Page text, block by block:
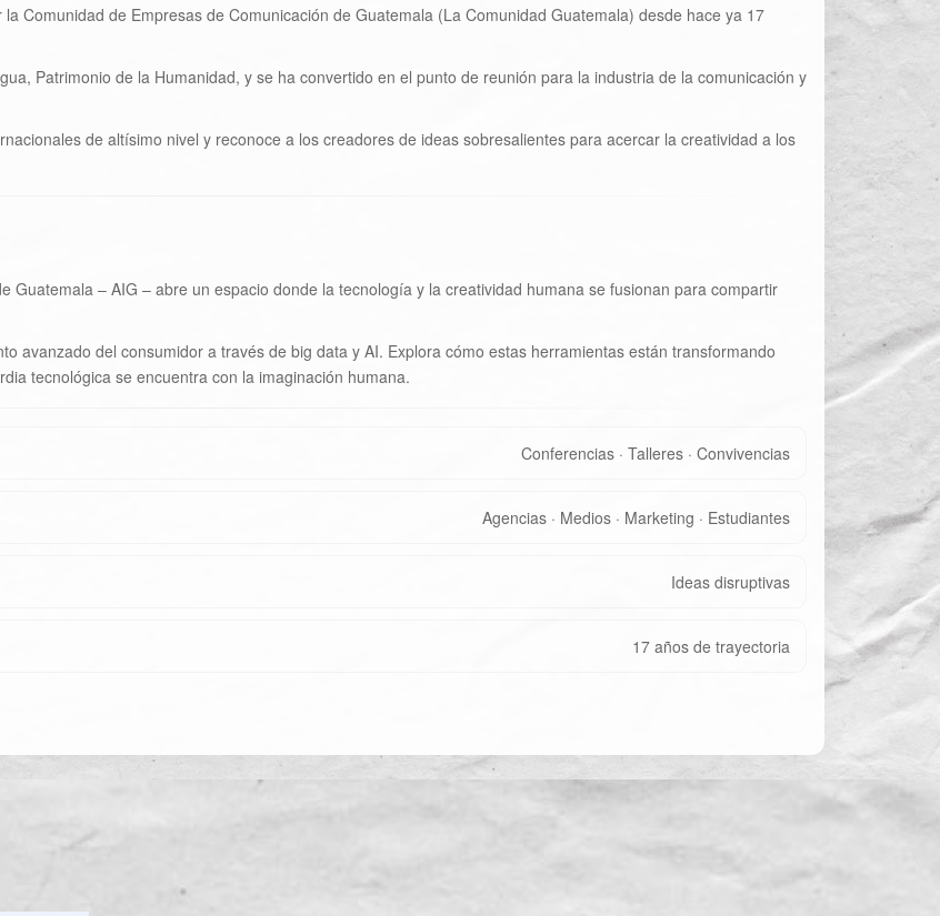
Comunidad de Empresas de Comunicación de Guatemala (La Comunidad Guatemala) desde hace ya 17
Patrimonio de la Humanidad, y se ha convertido en el punto de reunión para la industria de la comunicación y
de altísimo nivel y reconoce a los creadores de ideas sobresalientes para acercar la creatividad a los
Guatemala – AIG – abre un espacio donde la tecnología y la creatividad humana se fusionan para compartir
avanzado del consumidor a través de big data y AI. Explora cómo estas herramientas están transformando
tecnológica se encuentra con la imaginación humana.
Conferencias · Talleres · Convivencias
Agencias · Medios · Marketing · Estudiantes
Ideas disruptivas
17 años de trayectoria